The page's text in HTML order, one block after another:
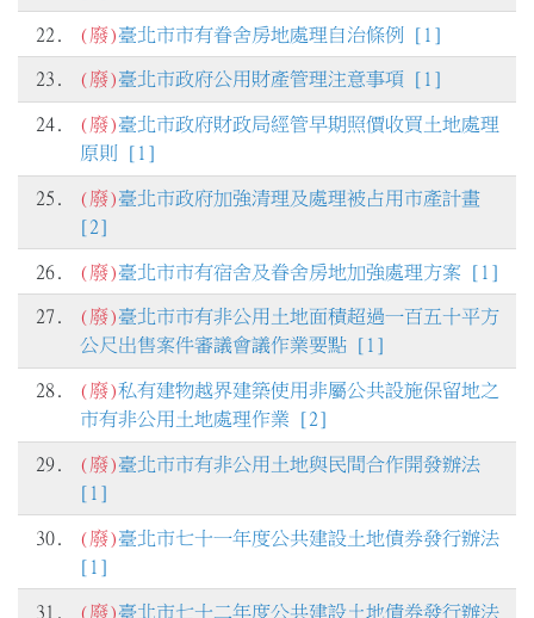
22. (廢)臺北市市有眷舍房地處理自治條例 [1]
23. (廢)臺北市政府公用財產管理注意事項 [1]
24. (廢)臺北市政府財政局經管早期照價收買土地處理
原則 [1]
25. (廢)臺北市政府加強清理及處理被占用市產計畫
[2]
26. (廢)臺北市市有宿舍及眷舍房地加強處理方案 [1]
27. (廢)臺北市市有非公用土地面積超過一百五十平方
公尺出售案件審議會議作業要點 [1]
28. (廢)私有建物越界建築使用非屬公共設施保留地之
市有非公用土地處理作業 [2]
29. (廢)臺北市市有非公用土地與民間合作開發辦法
[1]
30. (廢)臺北市七十一年度公共建設土地債券發行辦法
[1]
31. (廢)臺北市七十二年度公共建設土地債券發行辦法